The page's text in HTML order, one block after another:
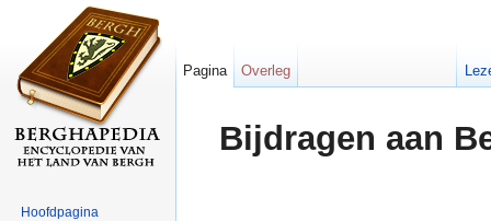
Bijdragen aan
Pagina Overleg
Hoofdpagina